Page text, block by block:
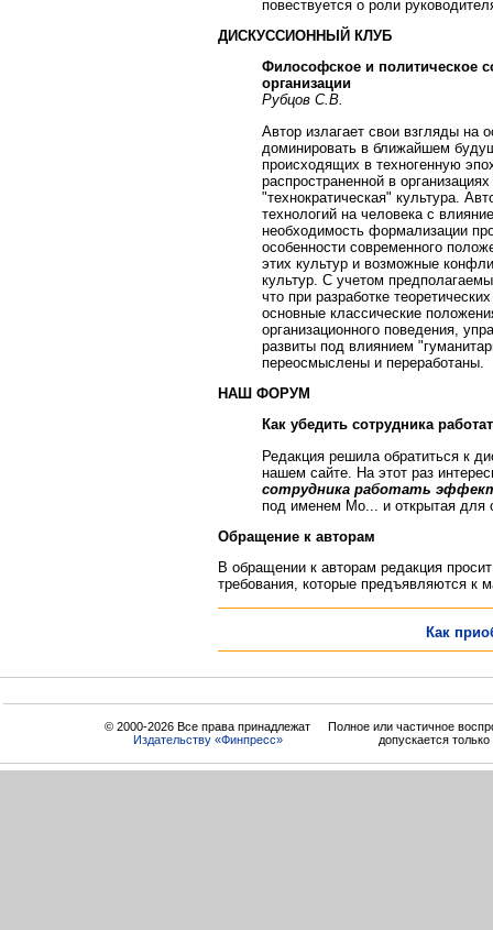
повествуется о роли
ДИСКУССИОННЫЙ КЛУБ
Философское и политическое
организации
Рубцов С.В.
Автор излагает свои взгляды на
доминировать в ближайшем
происходящих в техногенную
распространенной в
"технократическая" культура.
технологий на человека с
необходимость формализации
особенности современного
этих культур и возможные
культур. С учетом
что при разработке
основные классические
организационного поведения,
развиты под влиянием
переосмыслены и переработаны.
НАШ ФОРУМ
Как убедить сотрудника
Редакция решила обратиться к
нашем сайте. На этот раз
сотрудника работать
под именем Мо... и открытая для
Обращение к авторам
В обращении к авторам редакция
требования, которые предъявляются к
Как
© 2000-2026 Все права принадлежат
Издательству «Финпресс»
Полное или частичное
допускается